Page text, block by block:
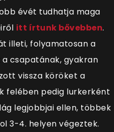
évét tudhatja maga
itt írtunk bővebben.
illeti, folyamatosan a
csapatának, gyakran
vissza köröket a
felében pedig lurkerként
legjobbjai ellen, többek
3-4. helyen végeztek.